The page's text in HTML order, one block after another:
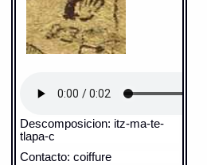
Descomposicion: itz-ma-te-
tlapa-c
Contacto: coiffure